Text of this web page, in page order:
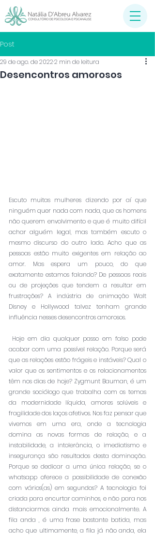
Post
Desencontros amorosos
29 de ago. de 20222 min de leitura
Escuto muitas mulheres dizendo por aí que
ninguém quer nada com nada, que os homens
não querem envolvimento e que é muito difícil
achar alguém legal, mas também escuto o
mesmo discurso do outro lado. Acho que as
pessoas estão muito exigentes em relação ao
amor. Mas espera um pouco, do que
exatamente estamos falando? De pessoas reais
ou de projeções que tendem a resultar em
frustrações? A indústria de animação Walt
Disney e Hollywood talvez tenham grande
influência nesses desencontros amorosos.
acabar com uma possível relação. Porque será
que as relações estão frágeis e instáveis? Qual o
valor que os sentimentos e os relacionamentos
têm nos dias de hoje? Zygmunt Bauman, é um
grande sociólogo que trabalha com os temas
da modernidade líquida, amores solúveis e
fragilidade dos laços afetivos. Nos faz pensar que
vivemos em uma era, onde a tecnologia
domina as novas formas de relação, e a
instabilidade, a intolerância, o imediatismo e
insegurança são resultados desta dominação.
Porque se dedicar a uma única relação, se o
whatsapp oferece a possibilidade de conexão
com vários(as) em segundos? A tecnologia foi
criada para encurtar caminhos, e não para nos
distanciarmos ainda mais emocionalmente. A
fila anda , é uma frase bastante batida, mas
acho que ultimamente, a fila já não anda, ela